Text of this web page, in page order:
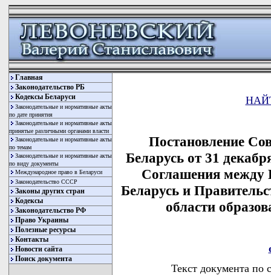
Главная
Законодательство РБ
Кодексы Беларуси
Законодательные и нормативные акты
по дате принятия
Законодательные и нормативные акты
принятые различными органами власти
Законодательные и нормативные акты
по темам
Законодательные и нормативные акты
по виду документы
Международное право в Беларуси
Законодательство СССР
Законы других стран
Кодексы
Законодательство РФ
Право Украины
Полезные ресурсы
Контакты
Новости сайта
Поиск документа
Постановление
Беларусь от 31
Соглашения между
Беларусь и
области
Текст документа по